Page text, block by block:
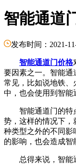
智能通道
发布时间：2021-
智能通道门价格
要因素之一。智能通
常见，比如说地铁、
中，也会使用到智能
智能通道门的特
势，这样的情况下，
种类型之外的不同影
的影响，也会造成智
总得来说，智能通